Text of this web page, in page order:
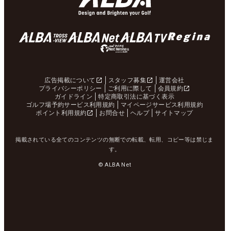
広告掲載について スタッフ募集
運営会社
プライバシーポリシー
ご利用に際して
会員規約
ガイドライン
特定商取引法に基づく表示
ゴルフ場予約サービス利用規約
マイページサービス利用規約
ポイント利用規約
お問合せ ヘルプ サイトマップ
掲載されている全てのコンテンツの無断での転載、転用、コピー等は禁じま
す。
© ALBA Net